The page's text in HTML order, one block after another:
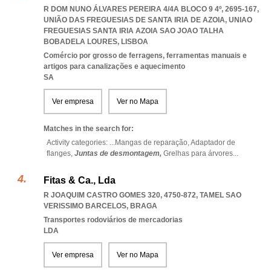
R DOM NUNO ÁLVARES PEREIRA 4/4A BLOCO 9 4º, 2695-167,
UNIÃO DAS FREGUESIAS DE SANTA IRIA DE AZOIA, UNIAO
FREGUESIAS SANTA IRIA AZOIA SAO JOAO TALHA
BOBADELA LOURES, LISBOA
Comércio por grosso de ferragens, ferramentas manuais e
artigos para canalizações e aquecimento
SA
Ver empresa Ver no Mapa
Matches in the search for:
Activity categories: ...Mangas de reparação,Adaptador de
flanges, Juntas de desmontagem, Grelhas para árvores...
Fitas & Ca., Lda
R JOAQUIM CASTRO GOMES 320, 4750-872, TAMEL SAO
VERISSIMO BARCELOS, BRAGA
Transportes rodoviários de mercadorias
LDA
Ver empresa Ver no Mapa